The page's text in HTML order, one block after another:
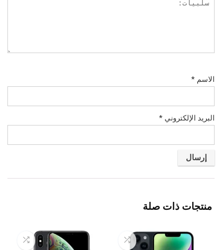
الاسم *
البريد الإلكتروني *
منتجات ذات صلة